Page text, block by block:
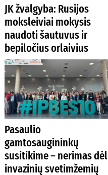
JK žvalgyba: Rusijos
moksleiviai mokysis
naudoti šautuvus ir
bepiločius orlaivius
Pasaulio
gamtosaugininkų
susitikime – nerimas dėl
invazinių svetimžemių